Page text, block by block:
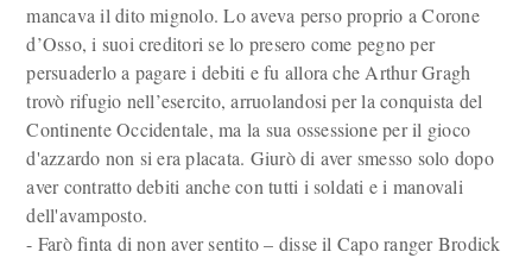
mancava il dito mignolo. Lo aveva perso proprio a Corone
d’Osso, i suoi creditori se lo presero come pegno per
persuaderlo a pagare i debiti e fu allora che Arthur Gragh
trovò rifugio nell’esercito, arruolandosi per la conquista del
Continente Occidentale, ma la sua ossessione per il gioco
d'azzardo non si era placata. Giurò di aver smesso solo dopo
aver contratto debiti anche con tutti i soldati e i manovali
dell'avamposto.
- Farò finta di non aver sentito – disse il Capo ranger Brodick